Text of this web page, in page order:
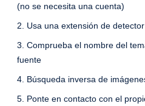
(no se necesita una cuenta)
2. Usa una extensión de
3. Comprueba el nombre del
fuente
4. Búsqueda inversa de
5. Ponte en contacto con el